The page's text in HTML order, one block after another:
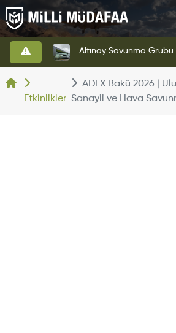
Etkinlikler
ADEX Bakü 2026 |
Sanayii ve Hava